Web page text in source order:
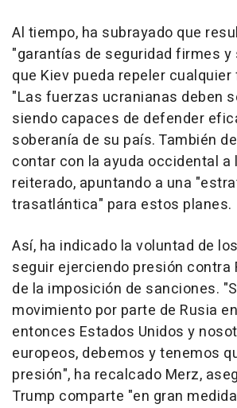
Al tiempo, ha subrayado que
"garantías de seguridad firmes y
que Kiev pueda repeler
"Las fuerzas ucranianas deben
siendo capaces de defender
soberanía de su país. También
contar con la ayuda occidental a
reiterado, apuntando a una
trasatlántica" para estos planes.
Así, ha indicado la voluntad de
seguir ejerciendo presión contra
de la imposición de sanciones.
movimiento por parte de Rusia
entonces Estados Unidos y
europeos, debemos y tenemos
presión", ha recalcado Merz,
Trump comparte "en gran